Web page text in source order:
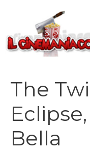
contenuto
The
Bella